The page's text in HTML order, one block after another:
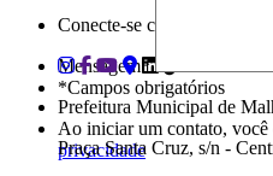
Mensagem*
*Campos obrigatórios
Ao iniciar um contato, você
privacidade
Conecte-se conosco nas
Prefeitura Municipal de
Praça Santa Cruz, s/n -